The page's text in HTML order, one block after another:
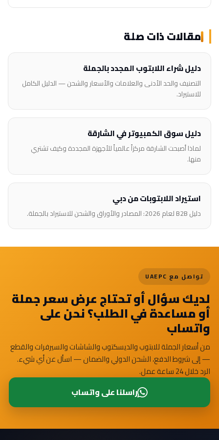
مقالات ذات صلة
دليل شراء اللابتوب المجدد بالجملة
التصنيف والحد الأدنى والعلامات والأسعار والشحن — الدليل الكامل
للاستيراد.
دليل سوق الكمبيوتر في الشارقة
لماذا أصبحت الشارقة مركزاً عالمياً للأجهزة المجددة وكيف تشتري
منها.
استيراد اللابتوبات من دبي
دليل B2B لعام 2026: المصادر والأوراق والشحن للاستيراد بالجملة.
تواصل مع UAEPC
لديك سؤال أو تحتاج عرض سعر جملة
أو مساعدة في الطلب؟ نحن على
واتساب
من أسعار الجملة للابتوب والديسكتوب والشاشات والسيرفرات والقطع
— إلى شروط الدفع، الشحن الدولي والضمان — اسأل عن أي شيء.
الرد خلال 24 ساعة عمل.
راسلنا على واتساب